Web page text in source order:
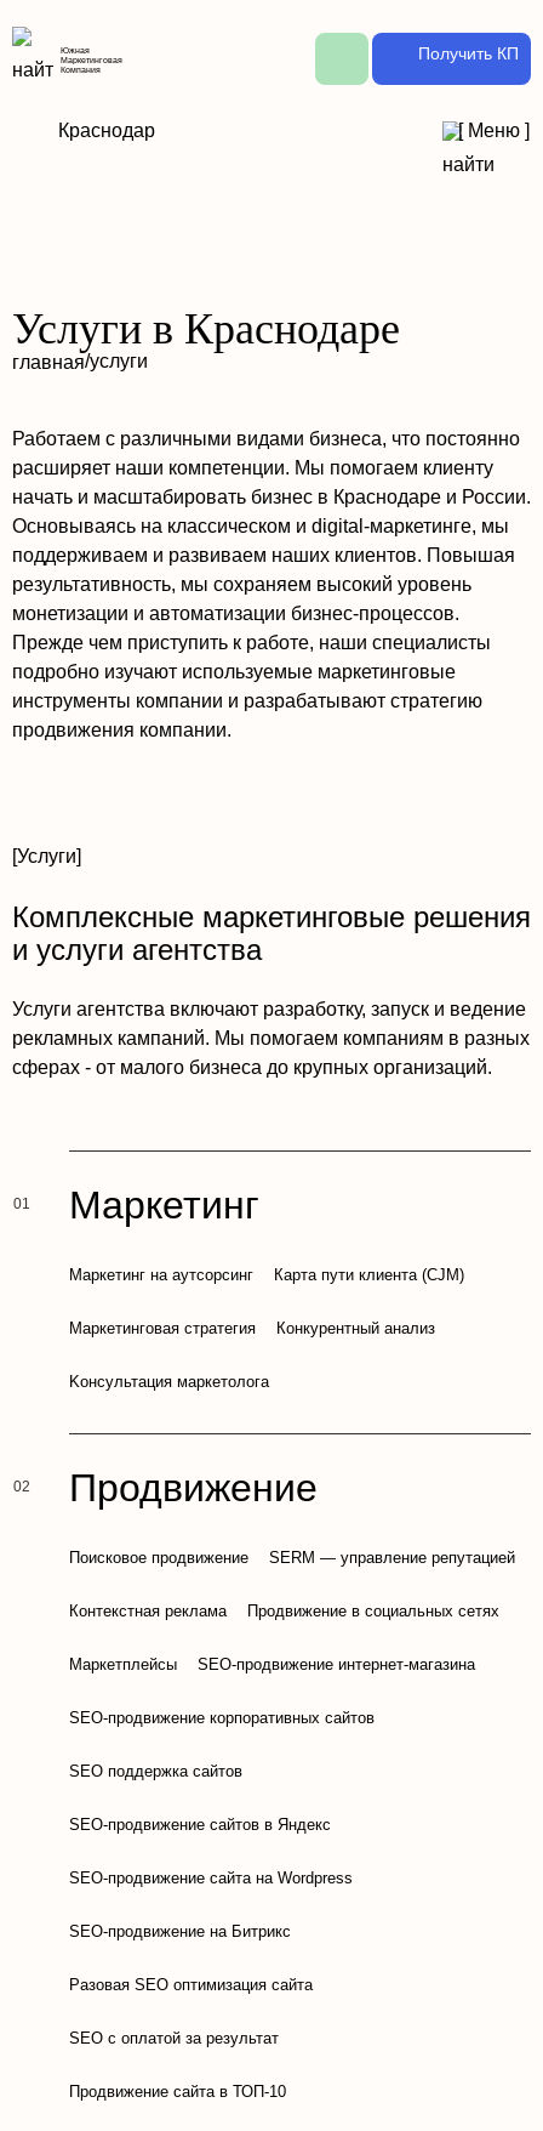
Южная
Маркетинговая
Компания
Получить КП
Краснодар [ Меню ]
Услуги в Краснодаре
главная/услуги
Работаем с различными видами бизнеса, что постоянно
расширяет наши компетенции. Мы помогаем клиенту
начать и масштабировать бизнес в Краснодаре и России.
Основываясь на классическом и digital-маркетинге, мы
поддерживаем и развиваем наших клиентов. Повышая
результативность, мы сохраняем высокий уровень
монетизации и автоматизации бизнес-процессов.
Прежде чем приступить к работе, наши специалисты
подробно изучают используемые маркетинговые
инструменты компании и разрабатывают стратегию
продвижения компании.
[Услуги]
Комплексные маркетинговые решения
и услуги агентства
Услуги агентства включают разработку, запуск и ведение
рекламных кампаний. Мы помогаем компаниям в разных
сферах - от малого бизнеса до крупных организаций.
Маркетинг
Маркетинг на аутсорсинг Карта пути клиента (CJM)
Маркетинговая стратегия Конкурентный анализ
Kонсультация маркетолога
Продвижение
Поисковое продвижение SERM — управление репутацией
Контекстная реклама Продвижение в социальных сетях
Маркетплейсы SEO-продвижение интернет-магазина
SEO-продвижение корпоративных сайтов
SEO поддержка сайтов
SEO-продвижение сайтов в Яндекс
SEO-продвижение сайта на Wordpress
SEO-продвижение на Битрикс
Разовая SEO оптимизация сайта
SEO с оплатой за результат
Продвижение сайта в ТОП-10